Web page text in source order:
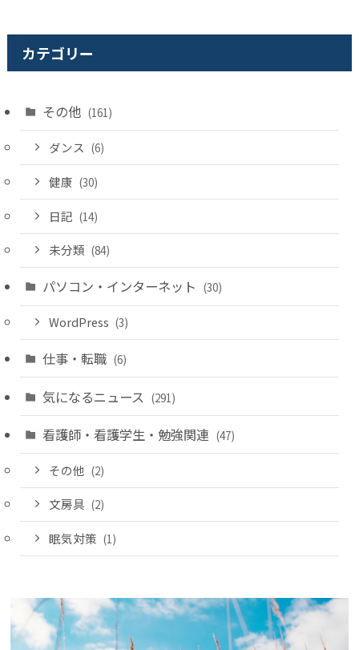
カテゴリー
その他 (161)
ダンス (6)
健康 (30)
日記 (14)
未分類 (84)
パソコン・インターネット (30)
WordPress (3)
仕事・転職 (6)
気になるニュース (291)
看護師・看護学生・勉強関連 (47)
その他 (2)
文房具 (2)
眠気対策 (1)